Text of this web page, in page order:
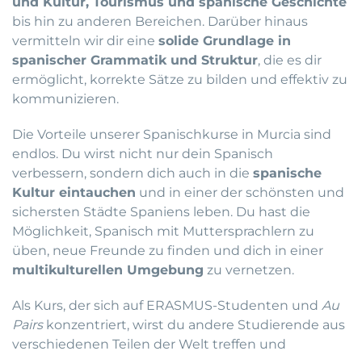
bis hin zu anderen Bereichen. Darüber hinaus
vermitteln wir dir eine solide Grundlage in
spanischer Grammatik und Struktur, die es dir
ermöglicht, korrekte Sätze zu bilden und effektiv zu
kommunizieren.
Die Vorteile unserer Spanischkurse in Murcia sind
endlos. Du wirst nicht nur dein Spanisch
verbessern, sondern dich auch in die spanische
Kultur eintauchen und in einer der schönsten und
sichersten Städte Spaniens leben. Du hast die
Möglichkeit, Spanisch mit Muttersprachlern zu
üben, neue Freunde zu finden und dich in einer
multikulturellen Umgebung zu vernetzen.
Als Kurs, der sich auf ERASMUS-Studenten und Au
Pairskonzentriert, wirst du andere Studierende aus
verschiedenen Teilen der Welt treffen und